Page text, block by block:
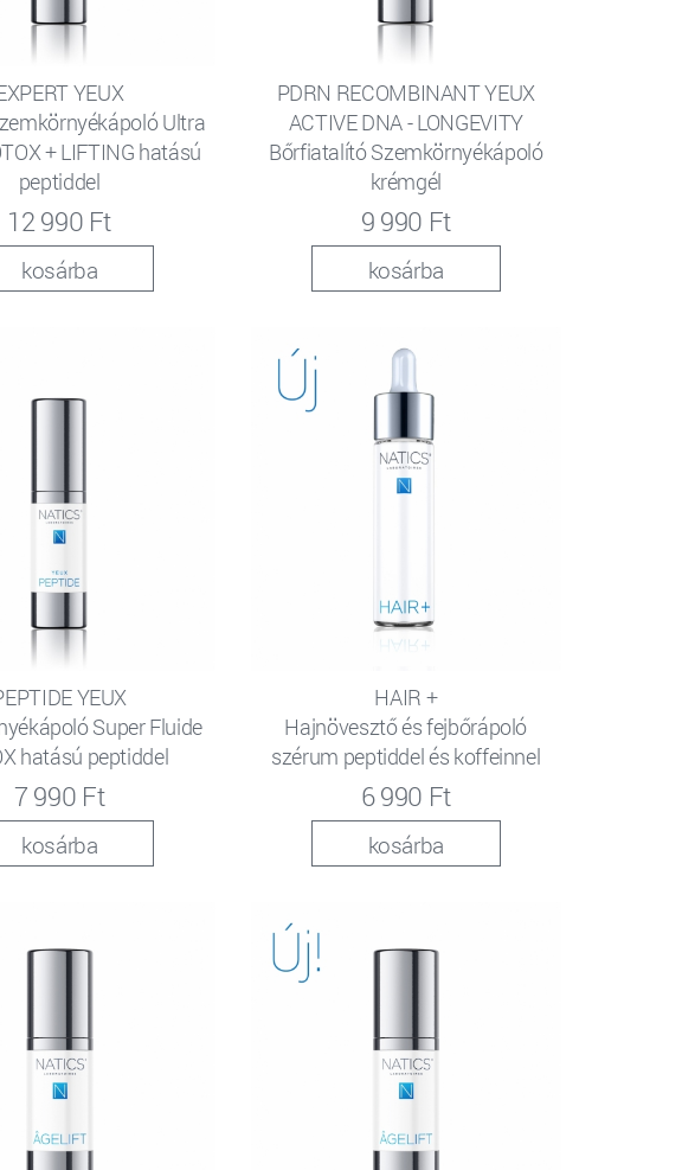
YEUX
Ultra
+ LIFTING hatású
peptiddel
12 990 Ft
kosárba
PDRN RECOMBINANT YEUX
ACTIVE DNA - LONGEVITY
Bőrfiatalító Szemkörnyékápoló
krémgél
9 990 Ft
kosárba
YEUX
Super Fluide
hatású peptiddel
7 990 Ft
kosárba
HAIR +
Hajnövesztő és fejbőrápoló
szérum peptiddel és koffeinnel
6 990 Ft
kosárba